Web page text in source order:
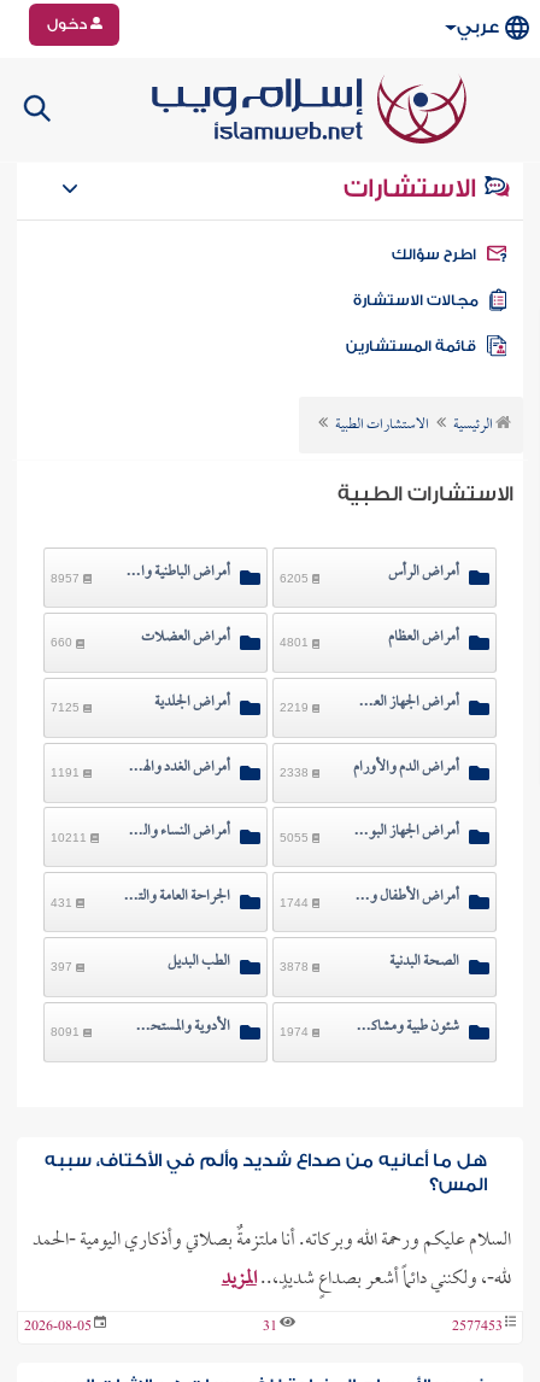
عربي دخول
الاستشارات
سؤالك
الاستشارة
الرئيسية الاستشارات الطبية
الاستشارات الطبية
أمراض الرأس أمراض الباطنية والصدر 8957
أمراض العظام أمراض العضلات 660
أمراض الجهاز العصبي أمراض الجلدية 7125
أمراض الدم والأورام أمراض الغدد والهرمونات 1191
أمراض الجهاز البولي والتناسلي أمراض النساء والولادة 10211
أمراض الأطفال ومشاكلهم الجراحة العامة والتجميل 431
الصحة البدنية الطب البديل 397
شئون طبية ومشاكل متفرقة الأدوية والمستحضرات 8091
هل ما أعانيه من صداع شديد وألم في الأكتاف، سببه
المس؟
السلام عليكم ورحمة الله وبركاته. أنا ملتزمةٌ بصلاتي وأذكاري اليومية -الحمد
لله-، ولكنني دائماً أشعر بصداعٍ شديدٍ،..المزيد
2577453
31
2026-08-05